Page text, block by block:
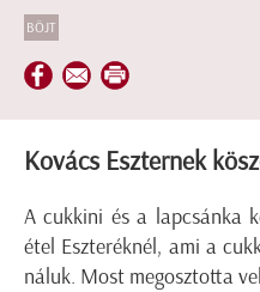
BÖJT
Kovács Eszternek
A cukkini és a lapcsánka
étel Eszteréknél, ami a
náluk. Most megosztotta